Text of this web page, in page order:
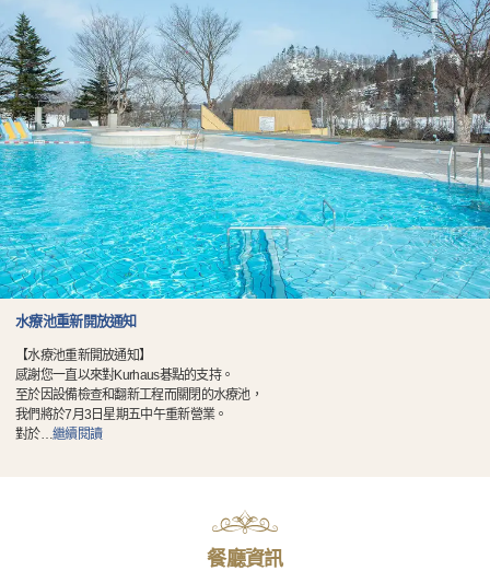
水療池重新開放通知
【水療池重新開放通知】
感謝您一直以來對Kurhaus碁點的支持。
至於因設備檢查和翻新工程而關閉的水療池，
我們將於7月3日星期五中午重新營業。
對於…繼續閱讀
餐廳資訊